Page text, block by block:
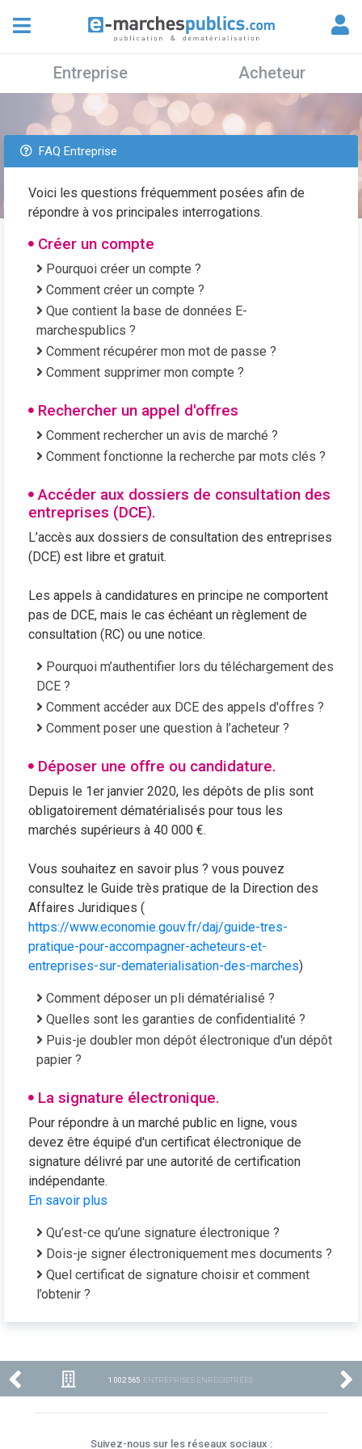
Entreprise Acheteur
FAQ Entreprise
Voici les questions fréquemment posées afin de
répondre à vos principales interrogations.
Créer un compte
Pourquoi créer un compte ?
Comment créer un compte ?
Que contient la base de données E-
marchespublics ?
Comment récupérer mon mot de passe ?
Comment supprimer mon compte ?
Rechercher un appel d'offres
Comment rechercher un avis de marché ?
Comment fonctionne la recherche par mots clés ?
Accéder aux dossiers de consultation des
entreprises (DCE).
L’accès aux dossiers de consultation des entreprises
(DCE) est libre et gratuit.
Les appels à candidatures en principe ne comportent
pas de DCE, mais le cas échéant un règlement de
consultation (RC) ou une notice.
Pourquoi m’authentifier lors du téléchargement des
DCE ?
Comment accéder aux DCE des appels d'offres ?
Comment poser une question à l’acheteur ?
Déposer une offre ou candidature.
Depuis le 1er janvier 2020, les dépôts de plis sont
obligatoirement dématérialisés pour tous les
marchés supérieurs à 40 000 €.
Vous souhaitez en savoir plus ? vous pouvez
consultez le Guide très pratique de la Direction des
Affaires Juridiques (
https://www.economie.gouv.fr/daj/guide-tres-
pratique-pour-accompagner-acheteurs-et-
entreprises-sur-dematerialisation-des-marches)
Comment déposer un pli dématérialisé ?
Quelles sont les garanties de confidentialité ?
Puis-je doubler mon dépôt électronique d'un dépôt
papier ?
La signature électronique.
Pour répondre à un marché public en ligne, vous
devez être équipé d'un certificat électronique de
signature délivré par une autorité de certification
indépendante.
En savoir plus
Qu’est-ce qu’une signature électronique ?
Dois-je signer électroniquement mes documents ?
Quel certificat de signature choisir et comment
l’obtenir ?
1 002 565 ENTREPRISES ENREGISTRÉES
Suivez-nous sur les réseaux sociaux :